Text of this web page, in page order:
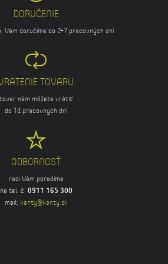
DORUČENIE
Vám doručíme do 2-7 pracovných dní
TOVARU
tovar nám môžete vrátiť
do 14 pracovných dní
ODBORNOSŤ
radi Vám poradíme
na tel. č. 0911 165 300
mail: kanty@kanty.sk